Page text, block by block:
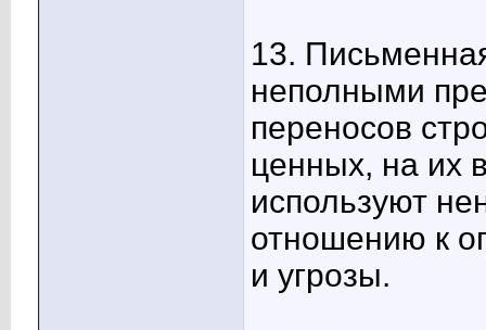
13.
неполными
переносов
ценных, на их
используют
отношению к
и угрозы.